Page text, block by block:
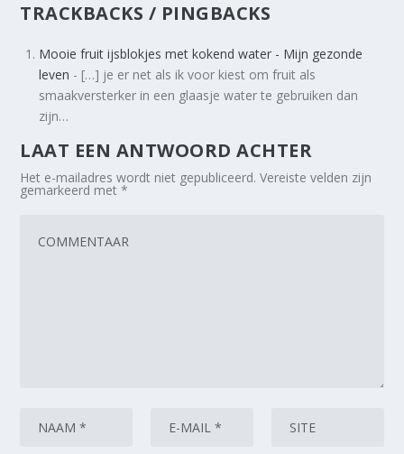
TRACKBACKS / PINGBACKS
Mooie fruit ijsblokjes met kokend water - Mijn gezonde
leven - […] je er net als ik voor kiest om fruit als
smaakversterker in een glaasje water te gebruiken dan
zijn…
LAAT EEN ANTWOORD ACHTER
Het e-mailadres wordt niet gepubliceerd. Vereiste velden zijn
gemarkeerd met*